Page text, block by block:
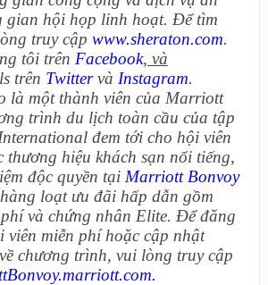
gian hội họp linh hoạt. Để tìm
truy cập www.sheraton.com.
tôi trên Facebook, và
trên Twittervà Instagram.
là một thành viên của Marriott
trình du lịch toàn cầu của tập
đem tới cho hội viên
thương hiệu khách sạn nổi tiếng,
độc quyền tại Marriott Bonvoy
loạt ưu đãi hấp dẫn gồm
và chứng nhân Elite. Để đăng
viên miễn phí hoặc cập nhật
chương trình, vui lòng truy cập
.